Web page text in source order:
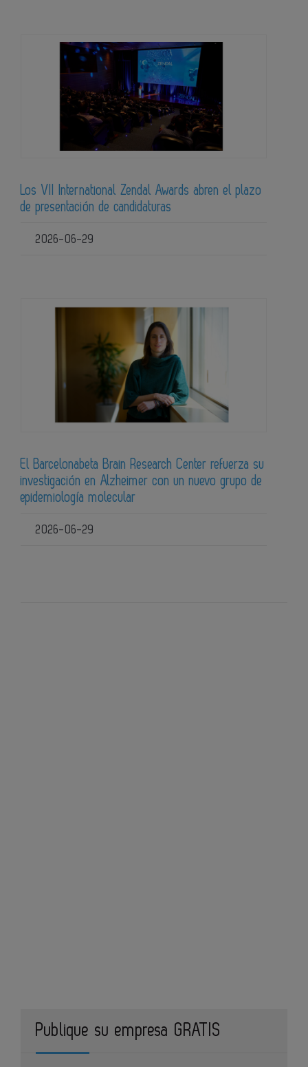
Los VII International Zendal Awards abren el plazo
de presentación de candidaturas
2026-06-29
El Barcelonabeta Brain Research Center refuerza su
investigación en Alzheimer con un nuevo grupo de
epidemiología molecular
2026-06-29
Publique su empresa GRATIS